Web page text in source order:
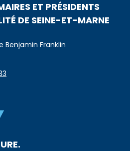
ET PRÉSIDENTS
DE SEINE-ET-MARNE
Benjamin Franklin